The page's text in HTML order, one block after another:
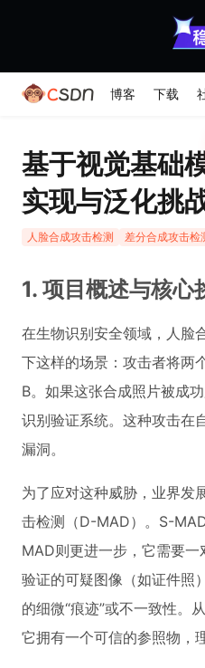
博客 下载
基于视觉基础
实现与泛化挑
人脸合成攻击检测 差分合成攻击检
1. 项目概述与核心
在生物识别安全领域，人
下这样的场景：攻击者将两
B。如果这张合成照片被成
识别验证系统。这种攻击在
漏洞。
为了应对这种威胁，业界发
击检测（D-MAD）。S-
MAD则更进一步，它需要
验证的可疑图像（如证件照
的细微“痕迹”或不一致性。
它拥有一个可信的参照物，